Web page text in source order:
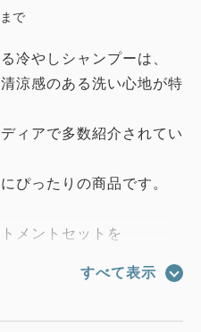
で
冷やしシャンプーは、
涼感のある洗い心地が特
ィアで多数紹介されてい
ぴったりの商品です。
メントセットを
ーをぜひお試しください
すべて表示